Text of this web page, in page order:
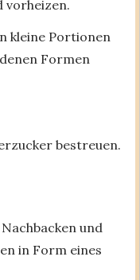
vorheizen.
kleine Portionen
Formen
bestreuen.
und
in Form eines